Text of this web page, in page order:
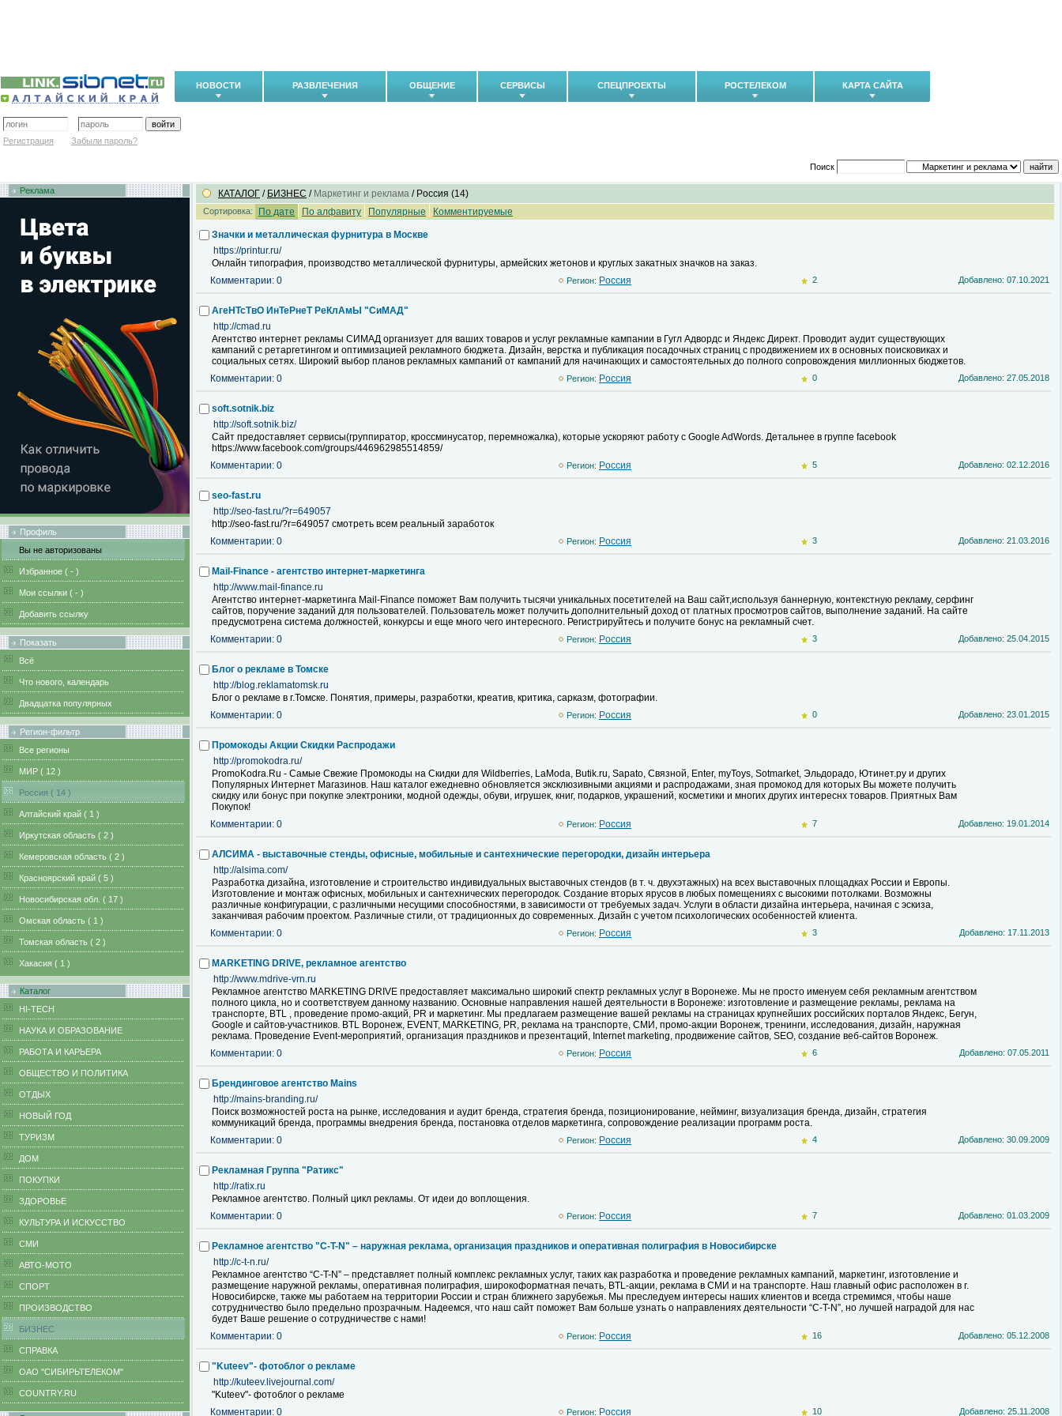
НОВОСТИ РАЗВЛЕЧЕНИЯ ОБЩЕНИЕ СЕРВИСЫ СПЕЦПРОЕКТЫ РОСТЕЛЕКОМ КАРТА САЙТА
Регистрация Забыли пароль?
Поиск
Реклама
Профиль
Вы не авторизованы
Избранное ( - )
Мои ссылки ( - )
Добавить ссылку
Показать
Всё
Что нового, календарь
Двадцатка популярных
Регион-фильтр
Все регионы
MИР ( 12 )
Pоссия ( 14 )
Алтайский край ( 1 )
Иркутская область ( 2 )
Кемеровская область ( 2 )
Красноярский край ( 5 )
Новосибирская обл. ( 17 )
Омская область ( 1 )
Томская область ( 2 )
Хакасия ( 1 )
Каталог
HI-TECH
НАУКА И ОБРАЗОВАНИЕ
РАБОТА И КАРЬЕРА
ОБЩЕСТВО И ПОЛИТИКА
ОТДЫХ
НОВЫЙ ГОД
ТУРИЗМ
ДОМ
ПОКУПКИ
ЗДОРОВЬЕ
КУЛЬТУРА И ИСКУССТВО
СМИ
АВТО-МОТО
СПОРТ
ПРОИЗВОДСТВО
БИЗНЕС
CПРАВКА
ОАО "СИБИРЬТЕЛЕКОМ"
COUNTRY.RU
КАТАЛОГ / БИЗНЕС / Маркетинг и реклама / Pоссия (14)
Сортировка: По дате По алфавиту Популярные Комментируемые
Значки и металлическая фурнитура в Москве
https://printur.ru/
Онлайн типография, производство металлической фурнитуры, армейских жетонов и круглых закатных значков на заказ.
Комментарии: 0
Регион: Pоссия 2 Добавлено: 07.10.2021
АгеНТсТвО ИнТеРнеТ РеКлАмЫ "СиМАД"
http://cmad.ru
Агентство интернет рекламы СИМАД организует для ваших товаров и услуг рекламные кампании в Гугл Адвордс и Яндекс Директ. Проводит аудит существующих
кампаний с ретаргетингом и оптимизацией рекламного бюджета. Дизайн, верстка и публикация посадочных страниц с продвижением их в основных поисковиках и
социальных сетях. Широкий выбор планов рекламных кампаний от кампаний для начинающих и самостоятельных до полного сопровождения миллионных бюджетов.
Комментарии: 0
Регион: Pоссия 0 Добавлено: 27.05.2018
soft.sotnik.biz
http://soft.sotnik.biz/
Сайт предоставляет сервисы(группиратор, кроссминусатор, перемножалка), которые ускоряют работу с Google AdWords. Детальнее в группе facebook
https://www.facebook.com/groups/446962985514859/
Комментарии: 0
Регион: Pоссия 5 Добавлено: 02.12.2016
seo-fast.ru
http://seo-fast.ru/?r=649057
http://seo-fast.ru/?r=649057 смотреть всем реальный заработок
Комментарии: 0
Регион: Pоссия 3 Добавлено: 21.03.2016
Mail-Finance - агентство интернет-маркетинга
http://www.mail-finance.ru
Агентство интернет-маркетинга Mail-Finance поможет Вам получить тысячи уникальных посетителей на Ваш сайт,используя баннерную, контекстную рекламу, серфинг
сайтов, поручение заданий для пользователей. Пользователь может получить дополнительный доход от платных просмотров сайтов, выполнение заданий. На сайте
предусмотрена система должностей, конкурсы и еще много чего интересного. Регистрируйтесь и получите бонус на рекламный счет.
Комментарии: 0
Регион: Pоссия 3 Добавлено: 25.04.2015
Блог о рекламе в Томске
http://blog.reklamatomsk.ru
Блог о рекламе в г.Томске. Понятия, примеры, разработки, креатив, критика, сарказм, фотографии.
Комментарии: 0
Регион: Pоссия 0 Добавлено: 23.01.2015
Промокоды Акции Скидки Распродажи
http://promokodra.ru/
PromoKodra.Ru - Самые Свежие Промокоды на Скидки для Wildberries, LaModa, Butik.ru, Sapato, Связной, Enter, myToys, Sotmarket, Эльдорадо, Ютинет.ру и других
Популярных Интернет Магазинов. Наш каталог ежедневно обновляется эксклюзивными акциями и распродажами, зная промокод для которых Вы можете получить
скидку или бонус при покупке электроники, модной одежды, обуви, игрушек, книг, подарков, украшений, косметики и многих других интереснх товаров. Приятных Вам
Покупок!
Комментарии: 0
Регион: Pоссия 7 Добавлено: 19.01.2014
АЛСИМА - выставочные стенды, офисные, мобильные и сантехнические перегородки, дизайн интерьера
http://alsima.com/
Разработка дизайна, изготовление и строительство индивидуальных выставочных стендов (в т. ч. двухэтажных) на всех выставочных площадках России и Европы.
Изготовление и монтаж офисных, мобильных и сантехнических перегородок. Создание вторых ярусов в любых помещениях с высокими потолками. Возможны
различные конфигурации, с различными несущими способностями, в зависимости от требуемых задач. Услуги в области дизайна интерьера, начиная с эскиза,
заканчивая рабочим проектом. Различные стили, от традиционных до современных. Дизайн с учетом психологических особенностей клиента.
Комментарии: 0
Регион: Pоссия 3 Добавлено: 17.11.2013
MARKETING DRIVE, рекламное агентство
http://www.mdrive-vrn.ru
Рекламное агентство MARKETING DRIVE предоставляет максимально широкий спектр рекламных услуг в Воронеже. Мы не просто именуем себя рекламным агентством
полного цикла, но и соответствуем данному названию. Основные направления нашей деятельности в Воронеже: изготовление и размещение рекламы, реклама на
транспорте, BTL , проведение промо-акций, PR и маркетинг. Мы предлагаем размещение вашей рекламы на страницах крупнейших российских порталов Яндекс, Бегун,
Google и сайтов-участников. BTL Воронеж, EVENT, MARKETING, PR, реклама на транспорте, СМИ, промо-акции Воронеж, тренинги, исследования, дизайн, наружная
реклама. Проведение Event-мероприятий, организация праздников и презентаций, Internet marketing, продвижение сайтов, SEO, создание веб-сайтов Воронеж.
Комментарии: 0
Регион: Pоссия 6 Добавлено: 07.05.2011
Брендинговое агентство Mains
http://mains-branding.ru/
Поиск возможностей роста на рынке, исследования и аудит бренда, стратегия бренда, позиционирование, нейминг, визуализация бренда, дизайн, стратегия
коммуникаций бренда, программы внедрения бренда, постановка отделов маркетинга, сопровождение реализации программ роста.
Комментарии: 0
Регион: Pоссия 4 Добавлено: 30.09.2009
Рекламная Группа "Ратикс"
http://ratix.ru
Рекламное агентство. Полный цикл рекламы. От идеи до воплощения.
Комментарии: 0
Регион: Pоссия 7 Добавлено: 01.03.2009
Рекламное агентство "C-T-N" – наружная реклама, организация праздников и оперативная полиграфия в Новосибирске
http://c-t-n.ru/
Рекламное агентство “C-T-N” – представляет полный комплекс рекламных услуг, таких как разработка и проведение рекламных кампаний, маркетинг, изготовление и
размещение наружной рекламы, оперативная полиграфия, широкоформатная печать, BTL-акции, реклама в СМИ и на транспорте. Наш главный офис расположен в г.
Новосибирске, также мы работаем на территории России и стран ближнего зарубежья. Мы преследуем интересы наших клиентов и всегда стремимся, чтобы наше
сотрудничество было предельно прозрачным. Надеемся, что наш сайт поможет Вам больше узнать о направлениях деятельности “C-T-N”, но лучшей наградой для нас
будет Ваше решение о сотрудничестве с нами!
Комментарии: 0
Регион: Pоссия 16 Добавлено: 05.12.2008
"Kuteev"- фотоблог о рекламе
http://kuteev.livejournal.com/
"Kuteev"- фотоблог о рекламе
Комментарии: 0
Регион: Pоссия 10 Добавлено: 25.11.2008